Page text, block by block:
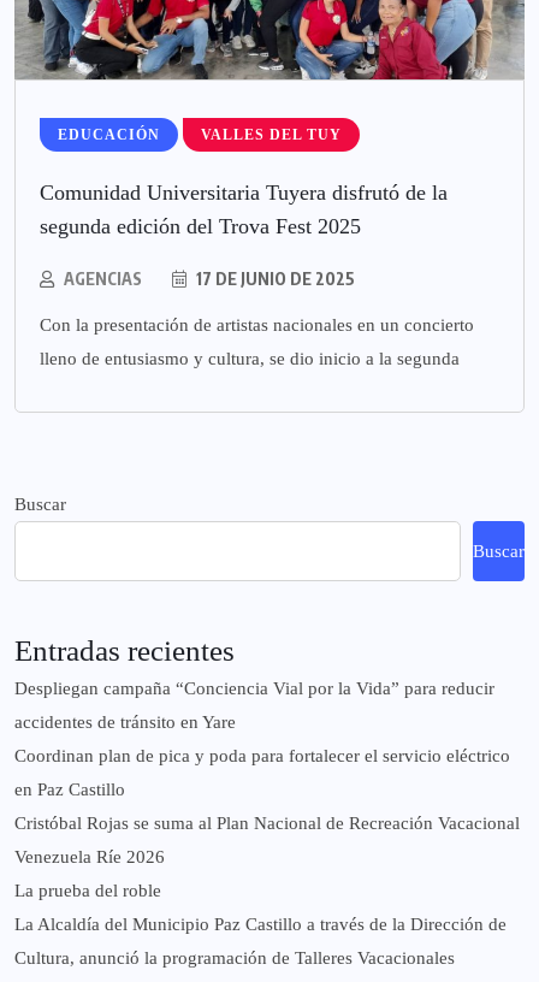
EDUCACIÓN VALLES DEL TUY
Comunidad Universitaria Tuyera disfrutó de la
segunda edición del Trova Fest 2025
AGENCIAS 17 DE JUNIO DE 2025
Con la presentación de artistas nacionales en un concierto
lleno de entusiasmo y cultura, se dio inicio a la segunda
Buscar
Buscar
Entradas recientes
‎Despliegan campaña “Conciencia Vial por la Vida” para reducir
accidentes de tránsito en Yare
Coordinan plan de pica y poda para fortalecer el servicio eléctrico
en Paz Castillo
Cristóbal Rojas se suma al Plan Nacional de Recreación Vacacional
Venezuela Ríe 2026
La prueba del roble
La Alcaldía del Municipio Paz Castillo a través de la Dirección de
Cultura, anunció la programación de Talleres Vacacionales